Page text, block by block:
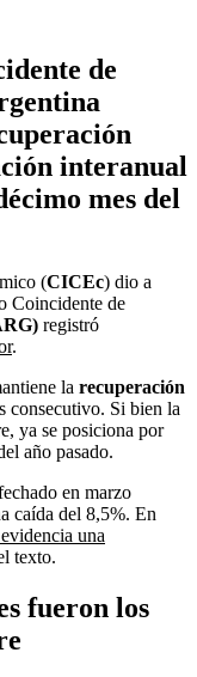
de
interanual
mes del
(CICEc) dio a
Coincidente de
registró
.
la recuperación
consecutivo. Si bien la
ya se posiciona por
año pasado.
en marzo
caída del 8,5%. En
una
texto.
fueron los